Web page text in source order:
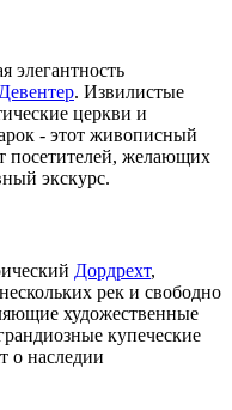
элегантность
Девентер. Извилистые
церкви и
- этот живописный
посетителей, желающих
экскурс.
Дордрехт,
рек и свободно
художественные
купеческие
о наследии